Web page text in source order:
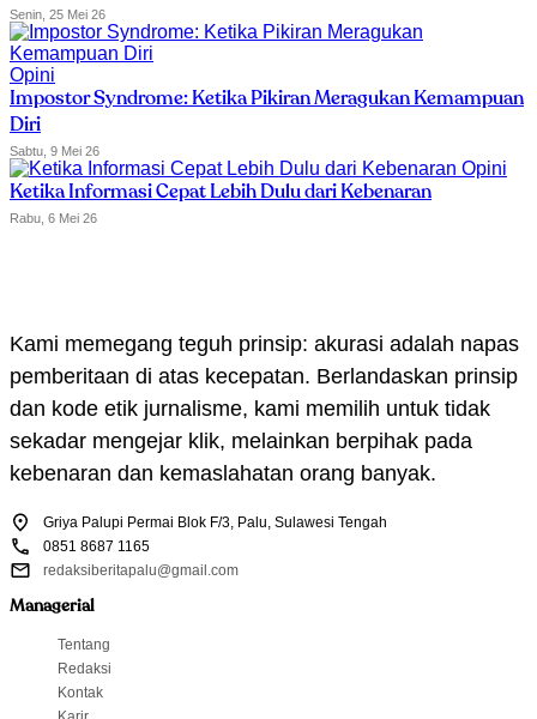
Senin, 25 Mei 26
Opini
Impostor Syndrome: Ketika Pikiran Meragukan Kemampuan
Diri
Sabtu, 9 Mei 26
Opini
Ketika Informasi Cepat Lebih Dulu dari Kebenaran
Rabu, 6 Mei 26
Kami memegang teguh prinsip: akurasi adalah napas
pemberitaan di atas kecepatan. Berlandaskan prinsip
dan kode etik jurnalisme, kami memilih untuk tidak
sekadar mengejar klik, melainkan berpihak pada
kebenaran dan kemaslahatan orang banyak.
Griya Palupi Permai Blok F/3, Palu, Sulawesi Tengah
0851 8687 1165
redaksiberitapalu@gmail.com
Managerial
Tentang
Redaksi
Kontak